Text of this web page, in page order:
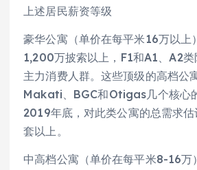
上述居民薪资等级
豪华公寓（单价在每平米16万以上
1,200万披索以上，F1和A1、A2
主力消费人群。这些顶级的高档公
Makati、BGC和Otigas几个核心
2019年底，对此类公寓的总需求
套以上。
中高档公寓（单价在每平米8-16